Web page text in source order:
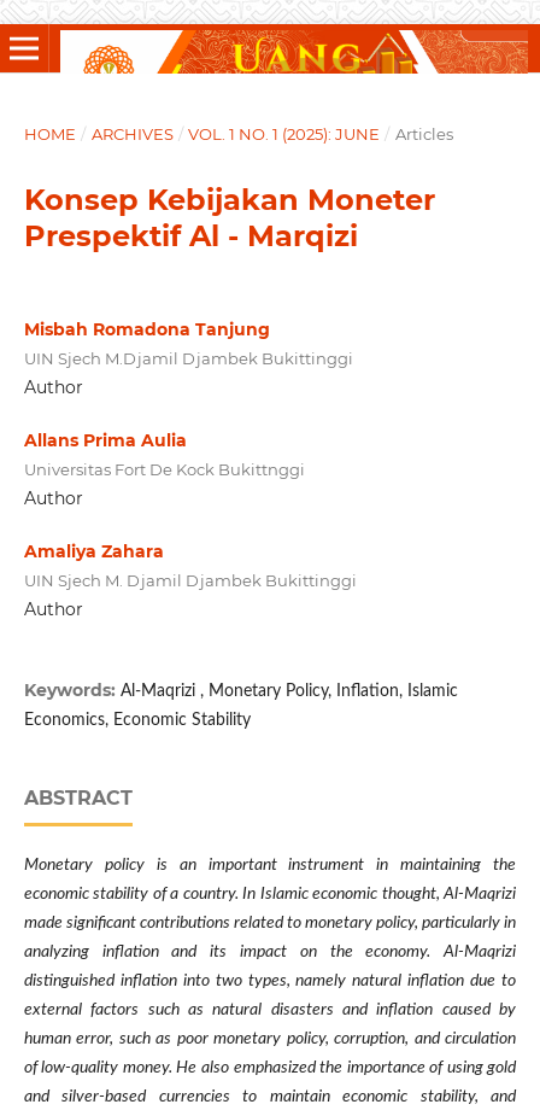
HOME / ARCHIVES / VOL. 1 NO. 1 (2025): JUNE / Articles
Konsep Kebijakan Moneter
Prespektif Al - Marqizi
Misbah Romadona Tanjung
UIN Sjech M.Djamil Djambek Bukittinggi
Author
Allans Prima Aulia
Universitas Fort De Kock Bukittnggi
Author
Amaliya Zahara
UIN Sjech M. Djamil Djambek Bukittinggi
Author
Keywords: Al-Maqrizi , Monetary Policy, Inflation, Islamic
Economics, Economic Stability
ABSTRACT
Monetary policy is an important instrument in maintaining the
economic stability of a country. In Islamic economic thought, Al-Maqrizi
made significant contributions related to monetary policy, particularly in
analyzing inflation and its impact on the economy. Al-Maqrizi
distinguished inflation into two types, namely natural inflation due to
external factors such as natural disasters and inflation caused by
human error, such as poor monetary policy, corruption, and circulation
of low-quality money. He also emphasized the importance of using gold
and silver-based currencies to maintain economic stability, and